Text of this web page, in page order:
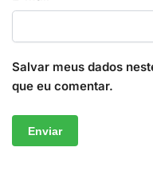
Salvar meus dados
que eu comentar.